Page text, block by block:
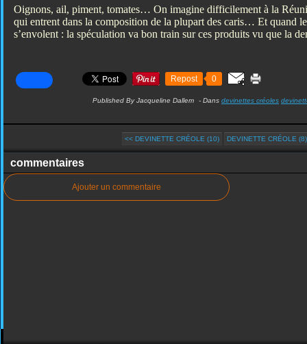
Oignons, ail, piment, tomates… On imagine difficilement à la
qui entrent dans la composition de la plupart des caris… Et quand
s’envolent : la spéculation va bon train sur ces produits vu que la
Repost 0
Published By Jacqueline Dallem - Dans devinettes créoles
<< DEVINETTE CRÉOLE (10) DEVINETTE CRÉOLE
commentaires
Ajouter un commentaire